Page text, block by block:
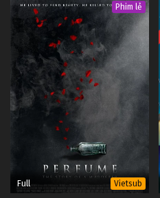
Phim lẻ
Full Vietsub